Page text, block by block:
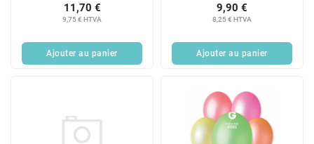
9,75 € HTVA
11,70 €
Ajouter au panier
plus
8,25 € HTVA
9,90 €
Ajouter au panier